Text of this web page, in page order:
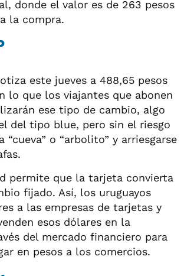
donde el valor es de 263 pesos
la compra.
este jueves a 488,65 pesos
lo que los viajantes que abonen
ese tipo de cambio, algo
del tipo blue, pero sin el riesgo
“cueva” o “arbolito” y arriesgarse
permite que la tarjeta convierta
fijado. Así, los uruguayos
a las empresas de tarjetas y
esos dólares en la
del mercado financiero para
en pesos a los comercios.